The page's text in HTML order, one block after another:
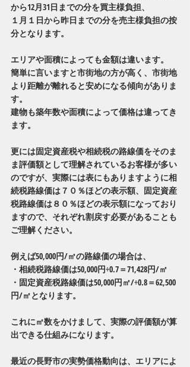
から12月31日までの分を買主様負担、
１月１日から昨日までの分を売主様負担の按
分となります。
エリアや面積によっても金額は違います。
簡単に言いますと市街地の方が高く、市街地
より距離が離れると安めになる傾向がありま
す。
建物も築年数や面積によって価格は違ってき
ます。
更には固定資産税や相続税の路線価をそのま
ま評価額として理解されているお客様が多い
のですが、実際には表にもありますように相
続税路線価は７０％ほどの表示額、固定資産
税路線価は８０％ほどの表示額になっており
ますので、それぞれ割戻す必要があることも
ご理解ください。
例えば50,000円/㎡の路線価の場合は、
・相続税路線価は50,000円÷0.7＝71,428円/㎡
・固定資産税路線価は50,000円㎡/÷0.8＝62,500
円/㎡となります。
これに㎡数をかけまして、実際の評価額が算
出できる仕組みになります。
最近の長野市の実勢価格動向は、エリアによ